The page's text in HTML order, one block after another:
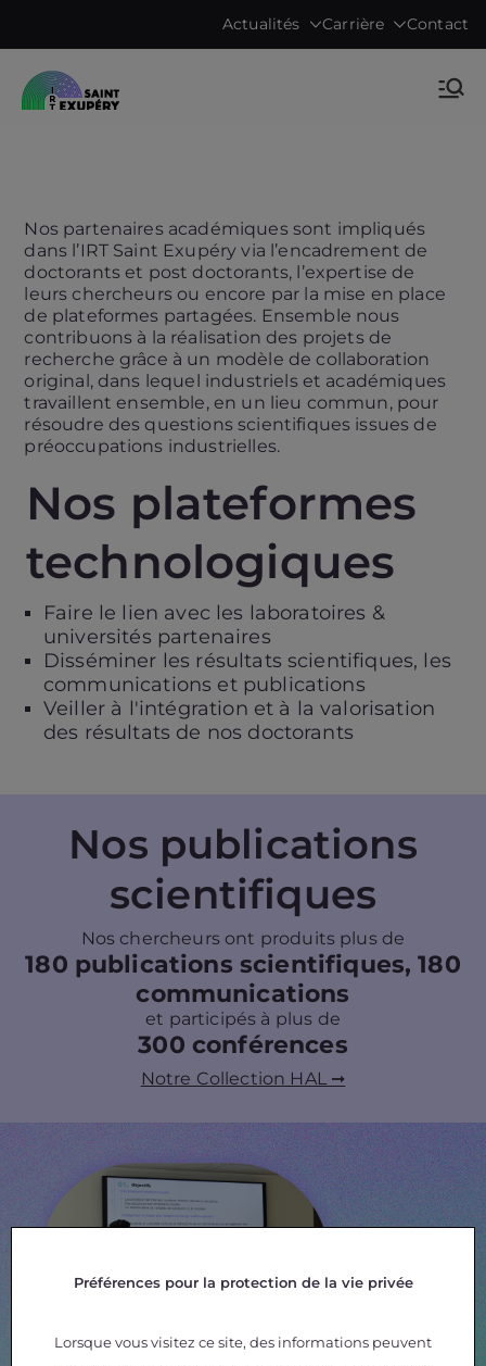
contenu
Actualités Carrière Contact
Technological
Research
Institute
Nos partenaires académiques sont impliqués
dans l’IRT Saint Exupéry via l’encadrement de
doctorants et post doctorants, l’expertise de
leurs chercheurs ou encore par la mise en place
de plateformes partagées. Ensemble nous
contribuons à la réalisation des projets de
recherche grâce à un modèle de collaboration
original, dans lequel industriels et académiques
travaillent ensemble, en un lieu commun, pour
résoudre des questions scientifiques issues de
préoccupations industrielles.
Nos plateformes
technologiques
Faire le lien avec les laboratoires &
universités partenaires
Disséminer les résultats scientifiques, les
communications et publications
Veiller à l'intégration et à la valorisation
des résultats de nos doctorants
Nos publications
scientifiques
Nos chercheurs ont produits plus de
180 publications scientifiques, 180
communications
et participés à plus de
300 conférences
Notre Collection HAL ➞
Préférences pour la protection de la vie privée
Lorsque vous visitez ce site, des informations peuvent